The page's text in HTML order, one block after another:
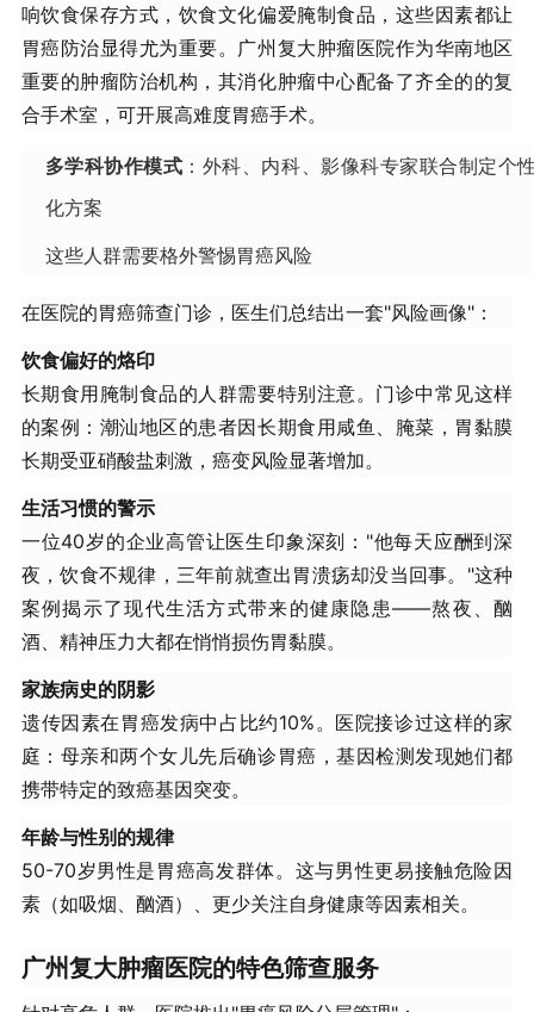
响饮食保存方式，饮食文化偏爱腌制食品，这些因素都让
胃癌防治显得尤为重要。广州复大肿瘤医院作为华南地区
重要的肿瘤防治机构，其消化肿瘤中心配备了齐全的的复
合手术室，可开展高难度胃癌手术。
多学科协作模式 ：外科、内科、影像科专家联合制定个
化方案
这些人群需要格外警惕胃癌风险
在医院的胃癌筛查门诊，医生们总结出一套"风险画像"：
饮食偏好的烙印
长期食用腌制食品的人群需要特别注意。门诊中常见这样
的案例：潮汕地区的患者因长期食用咸鱼、腌菜，胃黏膜
长期受亚硝酸盐刺激，癌变风险显著增加。
生活习惯的警示
一位40岁的企业高管让医生印象深刻："他每天应酬到深
夜，饮食不规律，三年前就查出胃溃疡却没当回事。"这种
案例揭示了现代生活方式带来的健康隐患——熬夜、酗
酒、精神压力大都在悄悄损伤胃黏膜。
家族病史的阴影
遗传因素在胃癌发病中占比约10%。医院接诊过这样的家
庭：母亲和两个女儿先后确诊胃癌，基因检测发现她们都
携带特定的致癌基因突变。
年龄与性别的规律
50-70岁男性是胃癌高发群体。这与男性更易接触危险因
素（如吸烟、酗酒）、更少关注自身健康等因素相关。
广州复大肿瘤医院的特色筛查服务